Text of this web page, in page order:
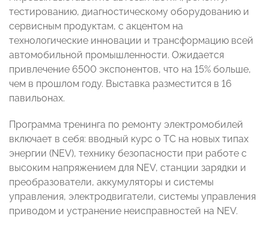
тестированию, диагностическому оборудованию и
сервисным продуктам, с акцентом на
технологические инновации и трансформацию всей
автомобильной промышленности. Ожидается
привлечение 6500 экспонентов, что на 15% больше,
чем в прошлом году. Выставка разместится в 16
павильонах.
Программа тренинга по ремонту электромобилей
включает в себя: вводный курс о ТС на новых типах
энергии (NEV), технику безопасности при работе с
высоким напряжением для NEV, станции зарядки и
преобразователи, аккумуляторы и системы
управления, электродвигатели, системы управления
приводом и устранение неисправностей на NEV.